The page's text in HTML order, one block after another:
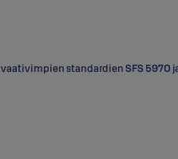
standardien SFS 5970